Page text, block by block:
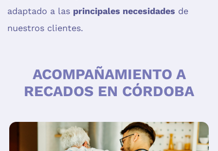
adaptado a las principales necesidades de
nuestros clientes.
ACOMPAÑAMIENTO A
RECADOS EN CÓRDOBA